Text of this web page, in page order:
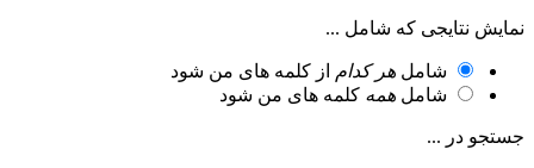
نمایش نتایجی که شامل ...
شامل هر کدام از کلمه های من شود
شامل همه کلمه های من شود
جستجو در ...